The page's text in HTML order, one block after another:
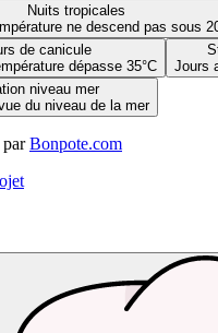
Nuits tropicales
ne descend pas sous
de canicule
dépasse 35°C
Jours
niveau mer
du niveau de la mer
Bonpote.com